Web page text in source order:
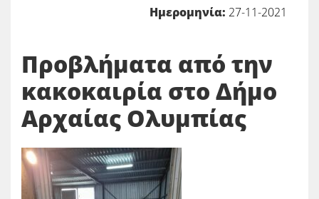
Ημερομηνία: 27-11-2021
Προβλήματα από την
κακοκαιρία στο Δήμο
Αρχαίας Ολυμπίας